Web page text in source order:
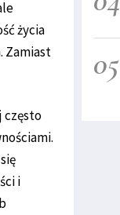
życia
Zamiast
często
i
05